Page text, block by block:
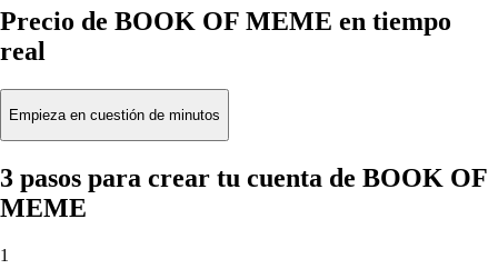
Precio de BOOK OF MEME en tiempo
real
Empieza en cuestión de minutos
3 pasos para crear tu cuenta de BOOK OF
MEME
1